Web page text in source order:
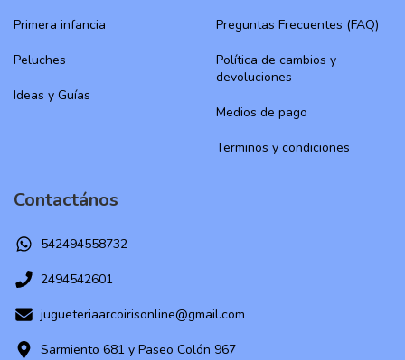
Primera infancia
Peluches
Ideas y Guías
Preguntas Frecuentes (FAQ)
Política de cambios y
devoluciones
Medios de pago
Terminos y condiciones
Contactános
542494558732
2494542601
jugueteriaarcoirisonline@gmail.com
Sarmiento 681 y Paseo Colón 967